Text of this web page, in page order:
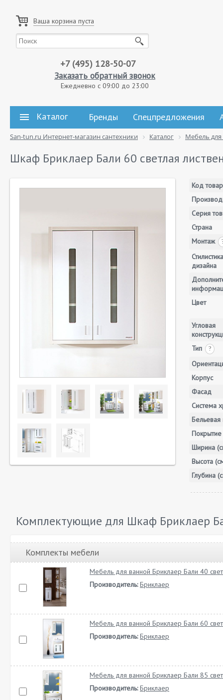
Ваша корзина пуста
+7 (495) 128-50-07
Заказать обратный звонок
Ежедневно с 09:00 до 23:00
Каталог Бренды Спецпредложения
San-tun.ru Интернет-магазин сантехники Каталог Мебель
Шкаф Бриклаер Бали 60 светлая
Код
Серия
Страна
Монтаж
Стилистика
дизайна
Цвет
Угловая
Тип
?
Корпус
Фасад
Система
Бельевая
Покрытие
Ширина
Высота
Глубина
Комплектующие для Шкаф Бриклаер
Комплекты мебели
Мебель для ванной Бриклаер Бали 40
Производитель: Бриклаер
Мебель для ванной Бриклаер Бали 60
Производитель: Бриклаер
Мебель для ванной Бриклаер Бали 85
Производитель: Бриклаер